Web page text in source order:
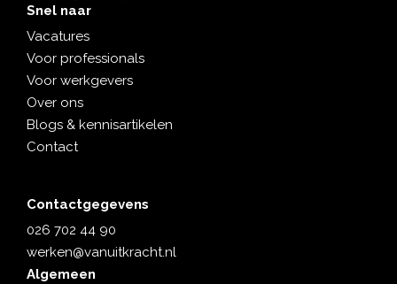
Snel naar
Vacatures
Voor professionals
Voor werkgevers
Over ons
Blogs & kennisartikelen
Contact
Contactgegevens
026 702 44 90
werken@vanuitkracht.nl
Algemeen